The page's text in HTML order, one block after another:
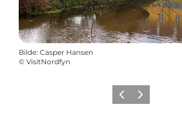
Bilde: Casper Hansen
© VisitNordfyn
ForrigeNeste